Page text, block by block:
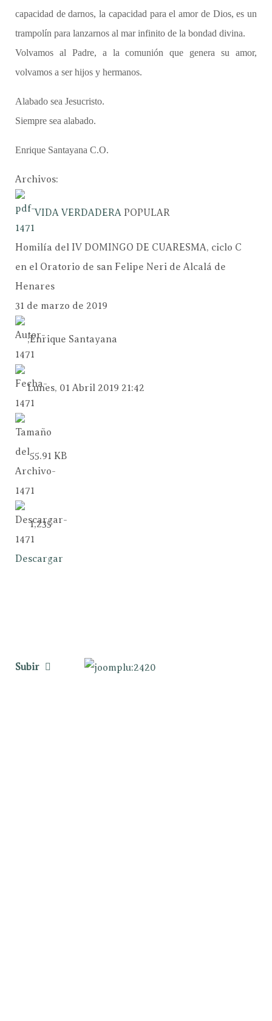
capacidad de darnos, la capacidad para el amor de Dios, es un
trampolín para lanzarnos al mar infinito de la bondad divina.
Volvamos al Padre, a la comunión que genera su amor,
volvamos a ser hijos y hermanos.
Alabado sea Jesucristo.
Siempre sea alabado.
Enrique Santayana C.O.
Archivos:
VIDA VERDADERA POPULAR
Homilía del IV DOMINGO DE CUARESMA, ciclo C
en el Oratorio de san Felipe Neri de Alcalá de
Henares
31 de marzo de 2019
;Enrique Santayana
Lunes, 01 Abril 2019 21:42
55.91 KB
1,235
Descargar
Subir